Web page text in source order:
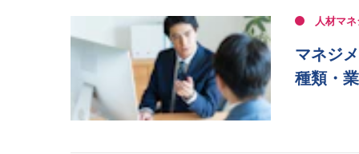
人材マ
マネジ
種類・